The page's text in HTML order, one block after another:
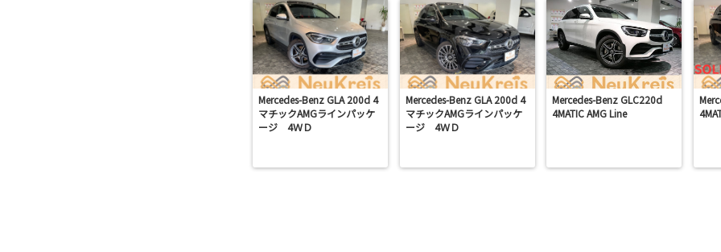
Mercedes-Benz GLA 200d 4
マチックAMGラインパッケ
ージ 4ＷＤ
Mercedes-Benz GLA 200d 4
マチックAMGラインパッケ
ージ 4ＷＤ
Mercedes-Benz GLC220d
4MATIC AMG Line